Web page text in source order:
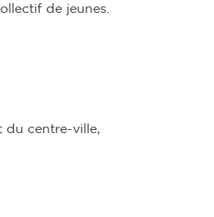
de jeunes.
du centre-ville,